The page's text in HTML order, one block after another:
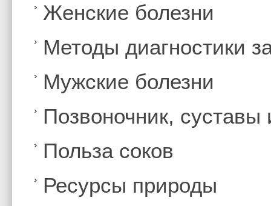
Женские болезни
Методы диагностики
Мужские болезни
Позвоночник,
Польза соков
Ресурсы природы